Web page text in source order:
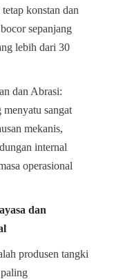
konstan dan
sepanjang
lebih dari 30
dan Abrasi:
sangat
mekanis,
internal
operasional
dan
produsen tangki